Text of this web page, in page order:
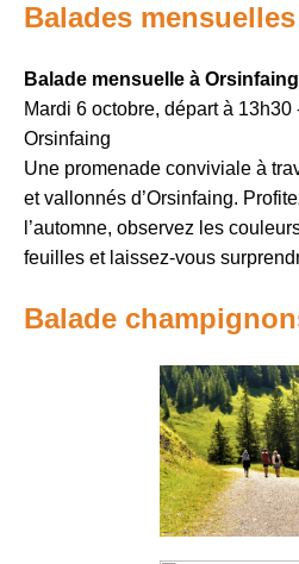
Balades mensuelles
Balade mensuelle à Orsinfaing
Mardi 6 octobre, départ à
Orsinfaing
Une promenade conviviale à
et vallonnés d’Orsinfaing.
l’automne, observez les
feuilles et laissez-vous
Balade